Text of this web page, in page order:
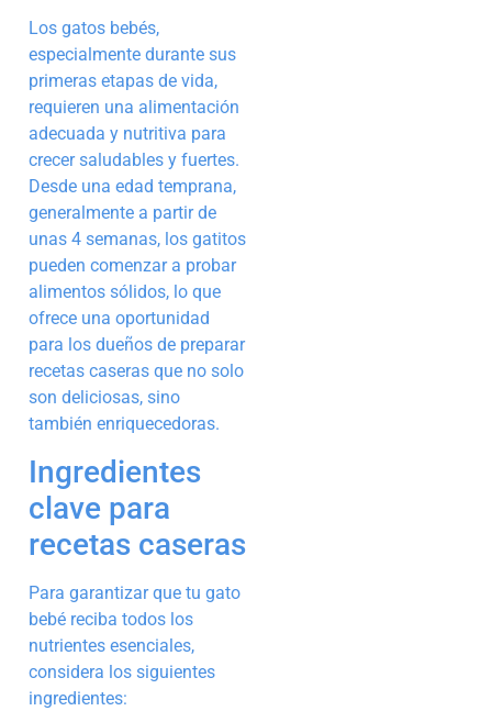
Los gatos bebés,
especialmente durante sus
primeras etapas de vida,
requieren una alimentación
adecuada y nutritiva para
crecer saludables y fuertes.
Desde una edad temprana,
generalmente a partir de
unas 4 semanas, los gatitos
pueden comenzar a probar
alimentos sólidos, lo que
ofrece una oportunidad
para los dueños de preparar
recetas caseras que no solo
son deliciosas, sino
también enriquecedoras.
Ingredientes
clave para
recetas caseras
Para garantizar que tu gato
bebé reciba todos los
nutrientes esenciales,
considera los siguientes
ingredientes: